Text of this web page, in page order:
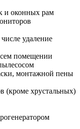
и оконных рам
удаление
помещении
монтажной пены
(кроме хрустальных)